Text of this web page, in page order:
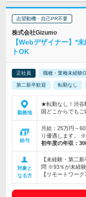
志望動機・自己PR不要
株式会社Gizumo
【Webデザイナー】*
トOK
正社員 職種・業種未経験
第二新卒歓迎 転勤なし
勤務地
★転勤なし！渋谷
国どこからでも
給与
月給：25万円～
り優遇します。
初年度の年収：
対象と
なる方
【未経験・第二
問 ※93％が未経
【リモートワーク